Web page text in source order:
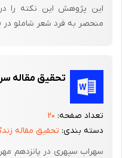
سهراب سپهری یکی از آن
این پژوهش این نکته را
منحصر به فرد شعر شاملو در
تحقیق مقاله
تعداد صفحه: ۲۰
دسته بندی: تحقیق مقاله